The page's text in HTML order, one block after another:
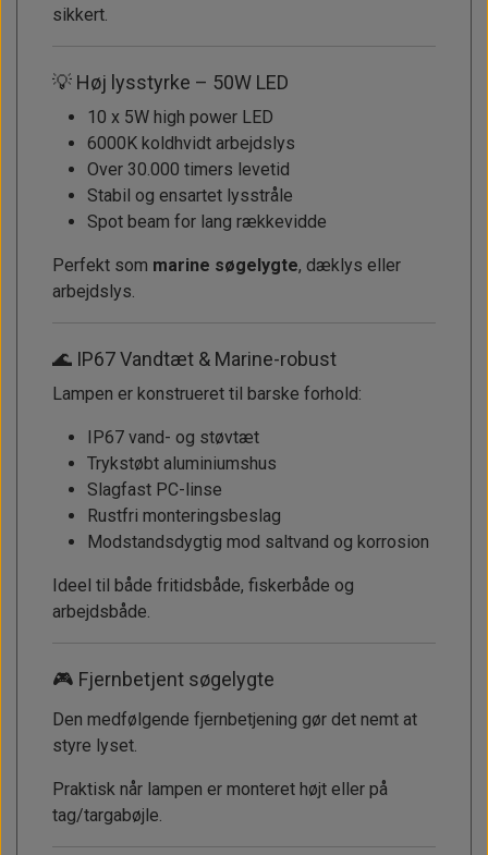
sikkert.
💡 Høj lysstyrke – 50W LED
10 x 5W high power LED
6000K koldhvidt arbejdslys
Over 30.000 timers levetid
Stabil og ensartet lysstråle
Spot beam for lang rækkevidde
Perfekt som marine søgelygte, dæklys eller
arbejdslys.
🌊 IP67 Vandtæt & Marine-robust
Lampen er konstrueret til barske forhold:
IP67 vand- og støvtæt
Trykstøbt aluminiumshus
Slagfast PC-linse
Rustfri monteringsbeslag
Modstandsdygtig mod saltvand og korrosion
Ideel til både fritidsbåde, fiskerbåde og
arbejdsbåde.
🎮 Fjernbetjent søgelygte
Den medfølgende fjernbetjening gør det nemt at
styre lyset.
Praktisk når lampen er monteret højt eller på
tag/targabøjle.